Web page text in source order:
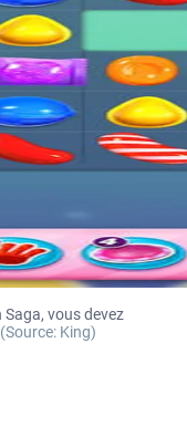
vous devez
(Source: King)